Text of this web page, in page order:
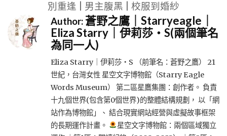
別重逢 | 男主腹黑 | 校服到婚紗
Author:蒼野之鷹｜Starryeagle｜
Eliza Starry｜伊莉莎・S(兩個筆名
為同一人)
Eliza Starry｜伊莉莎・S （前筆名：蒼野之鷹） 21
世紀，台灣女性 星空文字博物館（Starry Eagle
Words Museum） 第二區星鷹集團：創作者。 負責
十九個世界(包含第0個世界)的整體結構規劃， 以「網
站作為博物館」、 結合現實網站經營與虛擬故事框架
的長期運作計畫。
星空文字博物館：兩個區域獨立